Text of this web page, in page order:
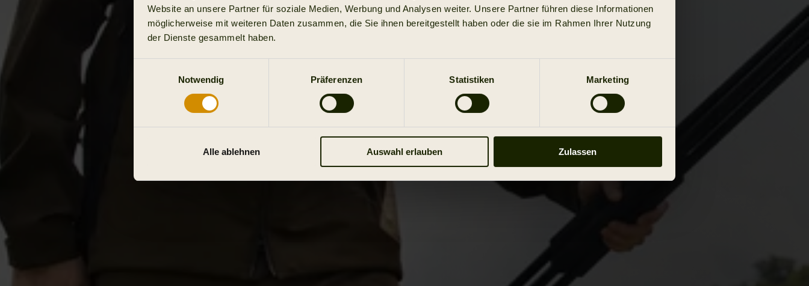
Website an unsere Partner für soziale Medien, Werbung und Analysen weiter. Unsere Partner führen diese Informationen
möglicherweise mit weiteren Daten zusammen, die Sie ihnen bereitgestellt haben oder die sie im Rahmen Ihrer Nutzung
der Dienste gesammelt haben.
Notwendig
Präferenzen Statistiken Marketing
Alle ablehnen Auswahl erlauben Zulassen